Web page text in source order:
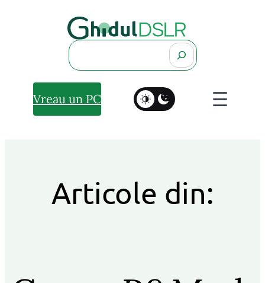
Search
Vreau un PC
Articole din: